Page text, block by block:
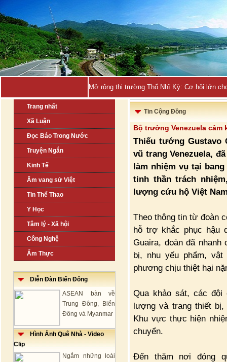
Mở rộng thị trường Thổ Nhĩ Kỳ: Cơ hội lớn
Trang nhất
Xã Luận
Đọc Báo Trong Nước
Truyện Ngắn
Kinh Tế
Âm vang sử Việt
Tin Thể Thao
Y Học
Tâm lý - Xã hội
Công Nghệ
Ẩm Thực
Diễn Đàn Biển Đông
ASEAN bàn về
Trung Đông, Biển
Đông và Myanmar
Hình Ảnh Quê Nhà - Video
Clip
Ngắm những loài
Tin Cộng Đồng
Bộ trưởng Venezuela
Thiếu tướng
vũ trang Venezuela,
làm nhiệm vụ tại
tinh thần trách
lượng cứu hộ Việt
Theo thông tin từ đoàn
hỗ trợ khắc phục hậu
Guaira, đoàn đã nhanh
bị, nhu yếu phẩm,
phương chịu thiệt hại
Qua khảo sát, các đội
lượng và trang thiết
Khu vực thực hiện
chuyển.
Đến thăm nơi đóng